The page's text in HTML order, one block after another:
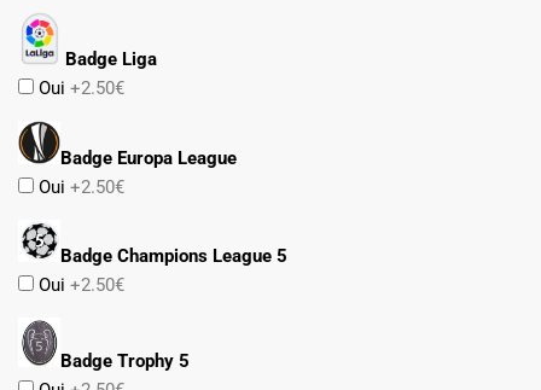
Badge Liga
Oui +2.50€
Badge Europa League
Oui +2.50€
Badge Champions League 5
Oui +2.50€
Badge Trophy 5